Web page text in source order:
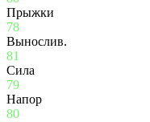
Прыжки
78
Вынослив.
81
Сила
79
Напор
80